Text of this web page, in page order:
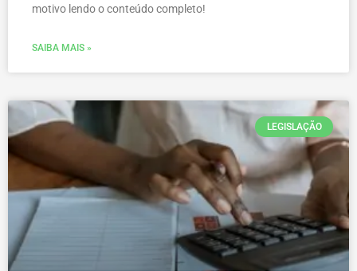
motivo lendo o conteúdo completo!
SAIBA MAIS »
LEGISLAÇÃO